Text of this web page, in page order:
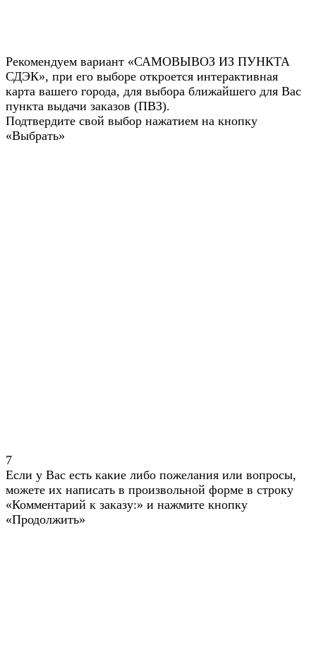
Рекомендуем вариант «САМОВЫВОЗ ИЗ ПУНКТА
СДЭК», при его выборе откроется интерактивная
карта вашего города, для выбора ближайшего для Вас
пункта выдачи заказов (ПВЗ).
Подтвердите свой выбор нажатием на кнопку
«Выбрать»
7
Если у Вас есть какие либо пожелания или вопросы,
можете их написать в произвольной форме в строку
«Комментарий к заказу:» и нажмите кнопку
«Продолжить»